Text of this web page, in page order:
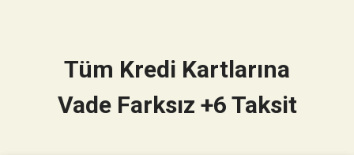
Tüm Kredi Kartlarına
Vade Farksız +6 Taksit